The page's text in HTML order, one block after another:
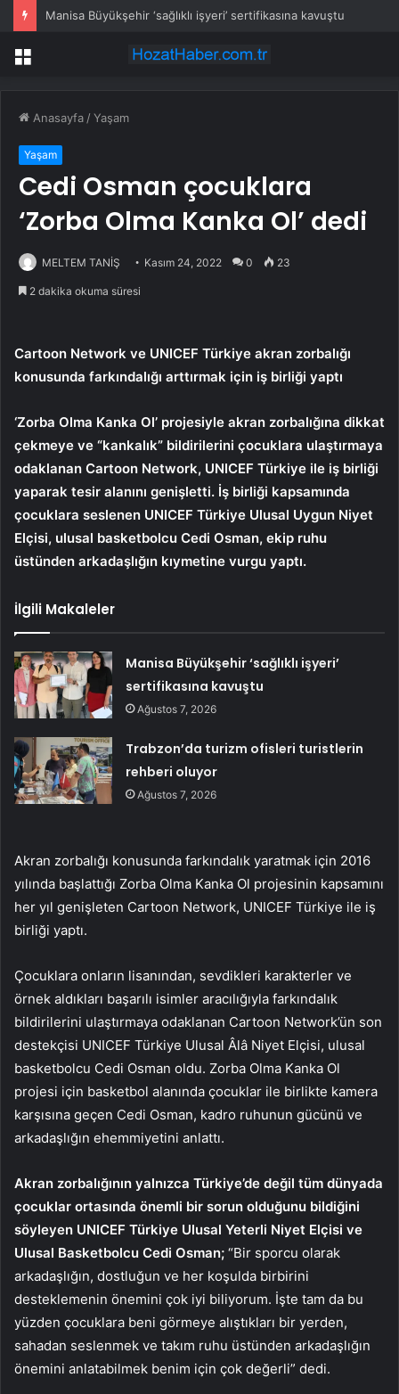
Manisa Büyükşehir ‘sağlıklı işyeri’ sertifikasına kavuştu
Menü
Anasayfa /Yaşam
Yaşam
Cedi Osman çocuklara
‘Zorba Olma Kanka Ol’ dedi
MELTEM TANİŞ Kasım 24, 2022 0 23
2 dakika okuma süresi
Cartoon Network ve UNICEF Türkiye akran zorbalığı
konusunda farkındalığı arttırmak için iş birliği yaptı
‘Zorba Olma Kanka Ol’ projesiyle akran zorbalığına dikkat
çekmeye ve “kankalık” bildirilerini çocuklara ulaştırmaya
odaklanan Cartoon Network, UNICEF Türkiye ile iş birliği
yaparak tesir alanını genişletti. İş birliği kapsamında
çocuklara seslenen UNICEF Türkiye Ulusal Uygun Niyet
Elçisi, ulusal basketbolcu Cedi Osman, ekip ruhu
üstünden arkadaşlığın kıymetine vurgu yaptı.
İlgili Makaleler
Manisa Büyükşehir ‘sağlıklı işyeri’
sertifikasına kavuştu
Ağustos 7, 2026
Trabzon’da turizm ofisleri turistlerin
rehberi oluyor
Ağustos 7, 2026
Akran zorbalığı konusunda farkındalık yaratmak için 2016
yılında başlattığı Zorba Olma Kanka Ol projesinin kapsamını
her yıl genişleten Cartoon Network, UNICEF Türkiye ile iş
birliği yaptı.
Çocuklara onların lisanından, sevdikleri karakterler ve
örnek aldıkları başarılı isimler aracılığıyla farkındalık
bildirilerini ulaştırmaya odaklanan Cartoon Network’ün son
destekçisi UNICEF Türkiye Ulusal Âlâ Niyet Elçisi, ulusal
basketbolcu Cedi Osman oldu. Zorba Olma Kanka Ol
projesi için basketbol alanında çocuklar ile birlikte kamera
karşısına geçen Cedi Osman, kadro ruhunun gücünü ve
arkadaşlığın ehemmiyetini anlattı.
Akran zorbalığının yalnızca Türkiye’de değil tüm dünyada
çocuklar ortasında önemli bir sorun olduğunu bildiğini
söyleyen UNICEF Türkiye Ulusal Yeterli Niyet Elçisi ve
Ulusal Basketbolcu Cedi Osman; “Bir sporcu olarak
arkadaşlığın, dostluğun ve her koşulda birbirini
desteklemenin önemini çok iyi biliyorum. İşte tam da bu
yüzden çocuklara beni görmeye alıştıkları bir yerden,
sahadan seslenmek ve takım ruhu üstünden arkadaşlığın
önemini anlatabilmek benim için çok değerli” dedi.